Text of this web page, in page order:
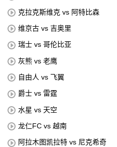
克拉克斯维克 vs 阿特比森
维京古 vs 吉奥里
瑞士 vs 哥伦比亚
灰熊 vs 老鹰
自由人 vs 飞翼
爵士 vs 雷霆
水星 vs 天空
龙仁FC vs 越南
阿拉木图凯拉特 vs 尼克希奇